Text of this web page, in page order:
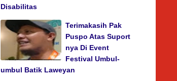
Disabilitas
Terimakasih Pak
Puspo Atas Suport
nya Di Event
Festival Umbul-
umbul Batik Laweyan